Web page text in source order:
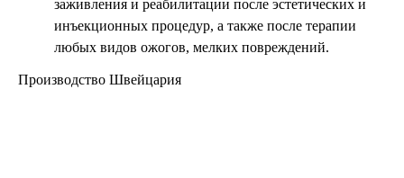
заживления и реабилитации после эстетических и
инъекционных процедур, а также после терапии
любых видов ожогов, мелких повреждений.
Производство Швейцария